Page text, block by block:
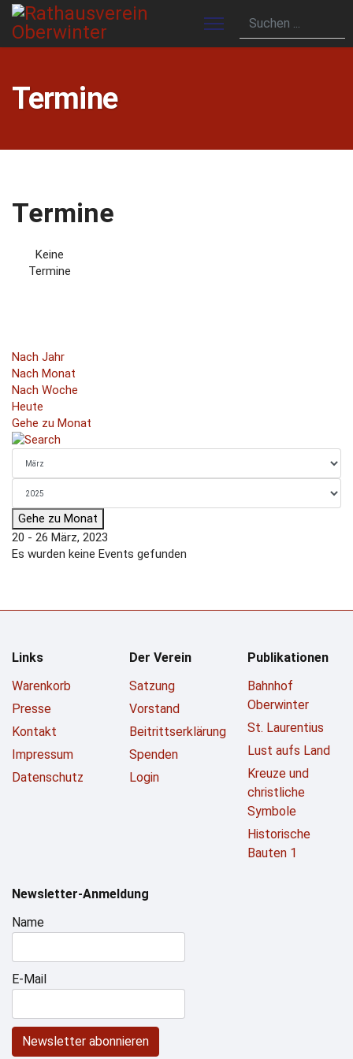
Termine
Termine
Keine
Termine
Nach Jahr
Nach Monat
Nach Woche
Heute
Gehe zu Monat
Gehe zu Monat
20 - 26 März, 2023
Es wurden keine Events gefunden
Links
Warenkorb
Presse
Kontakt
Impressum
Datenschutz
Der Verein
Satzung
Vorstand
Beitrittserklärung
Spenden
Login
Publikationen
Bahnhof
Oberwinter
St. Laurentius
Lust aufs Land
Kreuze und
christliche
Symbole
Historische
Bauten 1
Newsletter-Anmeldung
Name
E-Mail
Newsletter abonnieren